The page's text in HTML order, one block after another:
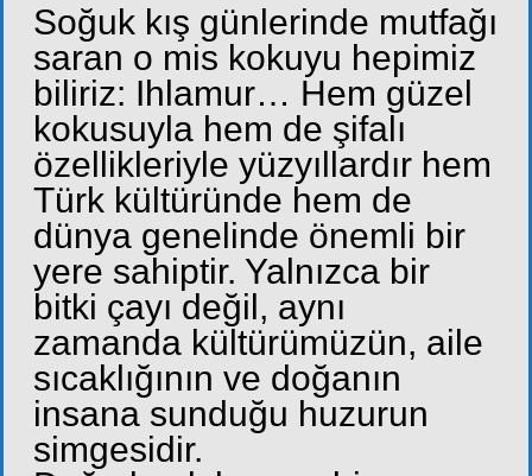
Soğuk kış günlerinde mutfağı
saran o mis kokuyu hepimiz
biliriz: Ihlamur… Hem güzel
kokusuyla hem de şifalı
özellikleriyle yüzyıllardır hem
Türk kültüründe hem de
dünya genelinde önemli bir
yere sahiptir. Yalnızca bir
bitki çayı değil, aynı
zamanda kültürümüzün, aile
sıcaklığının ve doğanın
insana sunduğu huzurun
simgesidir.